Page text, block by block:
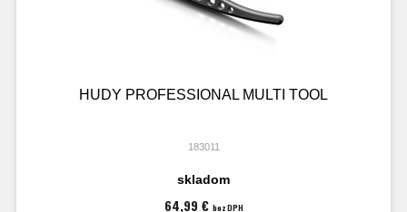
HUDY PROFESSIONAL MULTI TOOL
183011
skladom
64,99 € bez DPH